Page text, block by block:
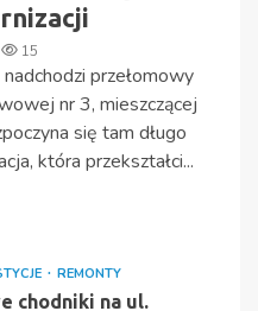
15
przełomowy
nr 3, mieszczącej
się tam długo
która przekształci...
REMONTY
chodniki na ul.